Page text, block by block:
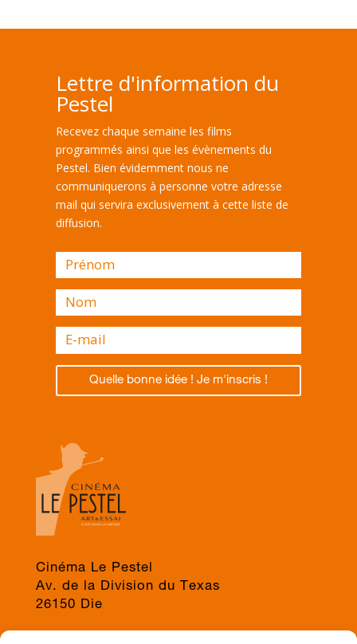
Lettre d'information du
Pestel
Recevez chaque semaine les films
programmés ainsi que les évènements du
Pestel. Bien évidemment nous ne
communiquerons à personne votre adresse
mail qui servira exclusivement à cette liste de
diffusion.
Quelle bonne idée ! Je m'inscris !
Cinéma Le Pestel
Av. de la Division du Texas
26150 Die